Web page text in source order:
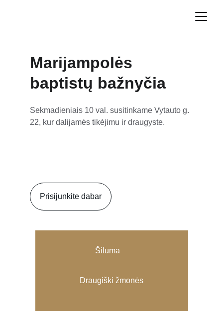
Marijampolės
baptistų bažnyčia
Sekmadieniais 10 val. susitinkame Vytauto g.
22, kur dalijamės tikėjimu ir draugyste.
Draugiški žmonės
Šiluma
Prisijunkite dabar